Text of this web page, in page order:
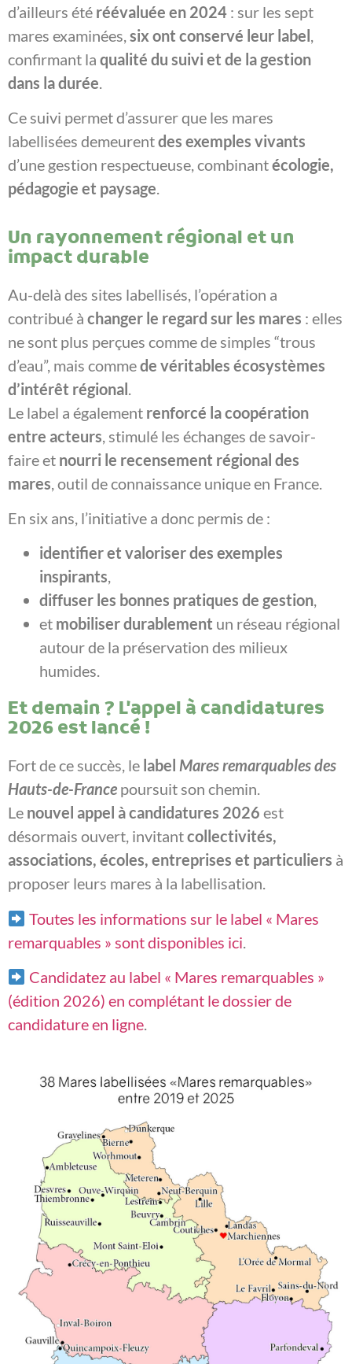
d’ailleurs été réévaluée en 2024 : sur les sept
mares examinées, six ont conservé leur label
confirmant la qualité du suivi et de la gestion
dans la durée
Ce suivi permet d’assurer que les mares
labellisées demeurentdes exemples vivants
d’une gestion respectueuse, combinantécologie,
pédagogie et paysage.
Un rayonnement régional et un
impact durable
Au-delà des sites labellisés, l’opération a
contribué à changer le regard sur les mares : elles
ne sont plus perçues comme de simples “trous
d’eau”, mais commede véritables écosystèmes
d’intérêt régional
Le label a également renforcé la coopération
entre acteurs , stimulé les échanges de savoir-
faire et nourri le recensement régional des
mares , outil de connaissance unique en France.
En six ans, l’initiative a donc permis de :
identifier et valoriser des exemples
inspirants,
diffuser les bonnes pratiques de gestion,
et mobiliser durablement un réseau régional
autour de la préservation des milieux
humides.
Et demain ? L’appel à candidatures
2026 est lancé !
Fort de ce succès, le label Mares remarquables des
Hauts-de-France poursuit son chemin.
Le nouvel appel à candidatures 2026 est
désormais ouvert, invitantcollectivités,
associations, écoles, entreprises et particuliers à
proposer leurs mares à la labellisation.
Toutes les informations sur le label « Mares
remarquables » sont disponibles ici
Candidatez au label « Mares remarquables »
(édition 2026) en complétant le dossier de
candidature en ligne.